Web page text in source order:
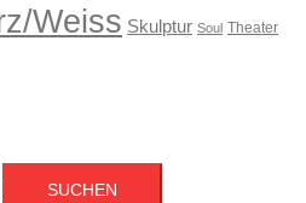
Weiss Skulptur Soul Theater